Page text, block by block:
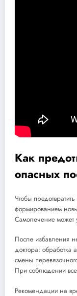
Как
опасных
Чтобы
формированием
Самолечение может
После избавления
доктора: обработка
смены
При соблюдении
Рекомендации на